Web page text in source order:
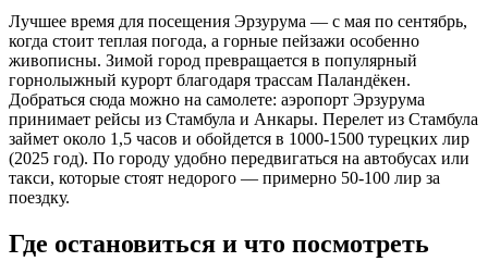
Лучшее время для посещения Эрзурума — с мая по сентябрь,
когда стоит теплая погода, а горные пейзажи особенно
живописны. Зимой город превращается в популярный
горнолыжный курорт благодаря трассам Паландёкен.
Добраться сюда можно на самолете: аэропорт Эрзурума
принимает рейсы из Стамбула и Анкары. Перелет из Стамбула
займет около 1,5 часов и обойдется в 1000-1500 турецких лир
(2025 год). По городу удобно передвигаться на автобусах или
такси, которые стоят недорого — примерно 50-100 лир за
поездку.
Где остановиться и что посмотреть